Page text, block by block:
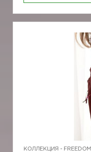
КОЛЛЕКЦИЯ - FREEDOM